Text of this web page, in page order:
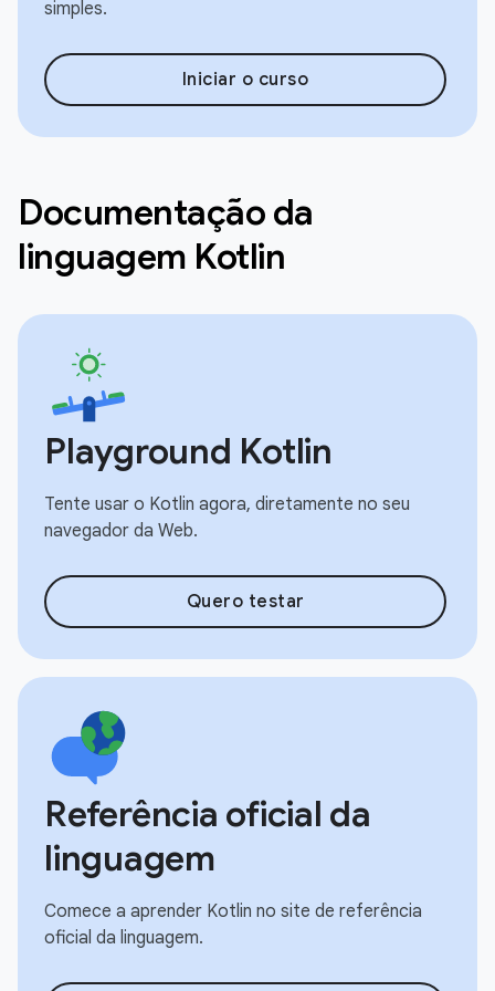
simples.
Iniciar o curso
Documentação da
linguagem Kotlin
Playground Kotlin
Tente usar o Kotlin agora, diretamente no seu
navegador da Web.
Quero testar
Referência oficial da
linguagem
Comece a aprender Kotlin no site de referência
oficial da linguagem.